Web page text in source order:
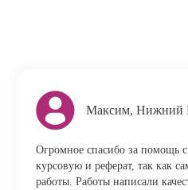
Максим, Нижний
Огромное спасибо за помощь
курсовую и реферат, так как
работы. Работы написали